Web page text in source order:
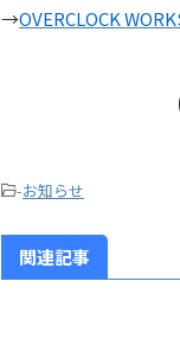
→OVERCLOCK
-お知らせ
関連記事